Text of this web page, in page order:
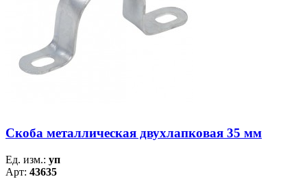
Скоба металлическая двухлапковая 35 мм
Ед. изм.: уп
Арт: 43635